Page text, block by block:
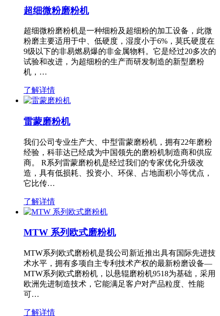
超细微粉磨粉机
超细微粉磨粉机是一种细粉及超细粉的加工设备，此微
粉磨主要适用于中、低硬度，湿度小于6%，莫氏硬度在
9级以下的非易燃易爆的非金属物料。它是经过20多次的
试验和改进，为超细粉的生产而研发制造的新型磨粉
机，…
了解详情
雷蒙磨粉机
我们公司专业生产大、中型雷蒙磨粉机，拥有22年磨粉
经验，科菲达已经成为中国领先的磨粉机制造商和供应
商。 R系列雷蒙磨粉机是经过我们的专家优化升级改
造，具有低损耗、投资小、环保、占地面积小等优点，
它比传…
了解详情
MTW 系列欧式磨粉机
MTW系列欧式磨粉机是我公司新近推出具有国际先进技
术水平，拥有多项自主专利技术产权的最新粉磨设备—
MTW系列欧式磨粉机，以悬辊磨粉机9518为基础，采用
欧洲先进制造技术，它能满足客户对产品粒度、性能
可…
了解详情